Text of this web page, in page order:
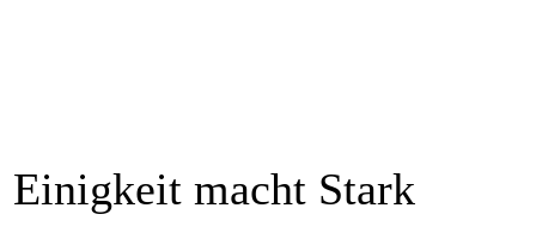
Einigkeit macht Stark